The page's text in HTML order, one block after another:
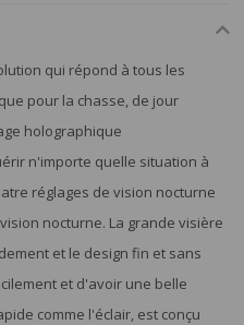
qui répond à tous les
pour la chasse, de jour
holographique
n'importe quelle situation à
réglages de vision nocturne
nocturne. La grande visière
et le design fin et sans
et d'avoir une belle
comme l'éclair, est conçu